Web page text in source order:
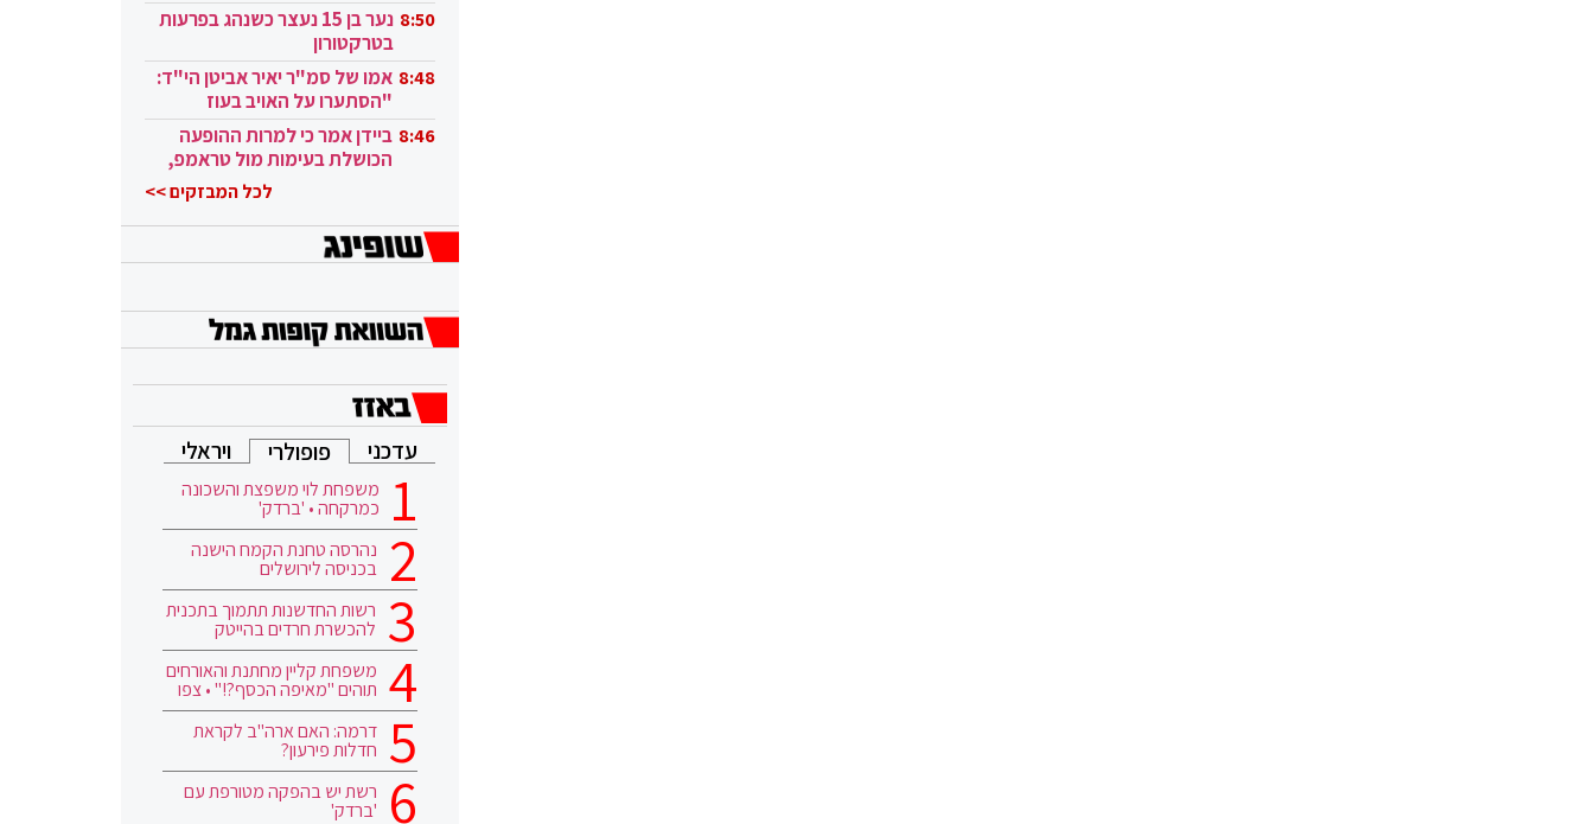
8:50
נער בן 15 נעצר כשנהג בפרעות
בטרקטורון
8:48 אמו של סמ"ר יאיר אביטן הי"ד:
"הסתערו על האויב בעוז
ובגבורה" 8:46 ביידן אמר כי למרות ההופעה
הכושלת בעימות מול טראמפ,
לכל המבזקים >>
עדכני פופולרי ויראלי
משפחת לוי משפצת והשכונה
כמרקחה • 'ברדק'
נהרסה טחנת הקמח הישנה
בכניסה לירושלים
רשות החדשנות תתמוך בתכנית
להכשרת חרדים בהייטק
משפחת קליין מחתנת והאורחים
תוהים "מאיפה הכסף?!" • צפו
דרמה: האם ארה"ב לקראת
חדלות פירעון?
רשת יש בהפקה מטורפת עם
'ברדק'